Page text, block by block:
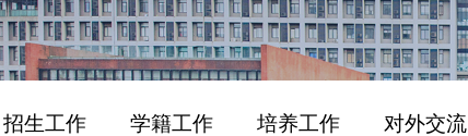
招生工作 学籍工作 培养工作 对外交流